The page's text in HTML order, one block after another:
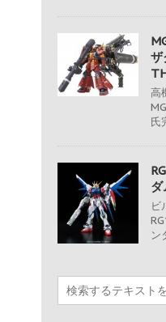
ザ
高
氏
ビ
ン